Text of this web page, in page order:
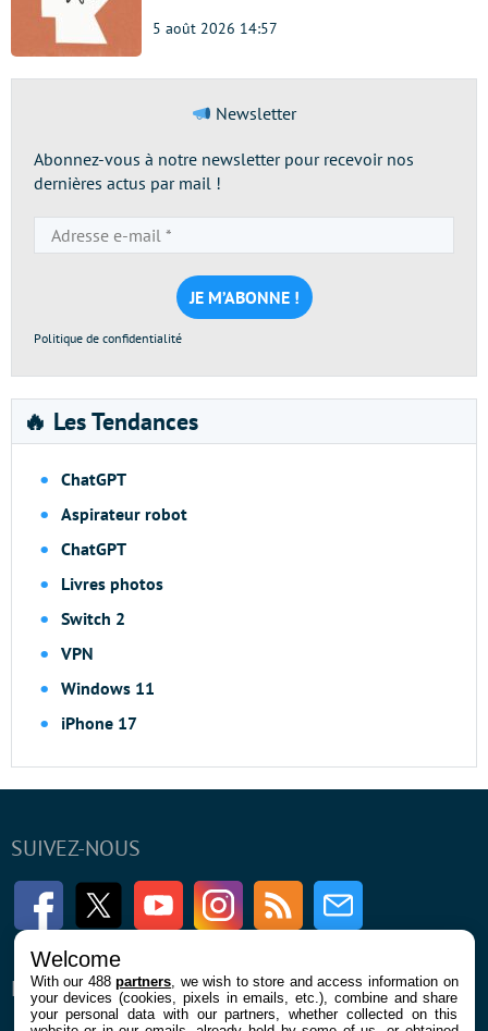
5 août 2026 14:57
Newsletter
Abonnez-vous à notre newsletter pour recevoir nos
dernières actus par mail !
e-
mail
*
Politique de confidentialité
🔥 Les Tendances
ChatGPT
Aspirateur robot
ChatGPT
Livres photos
Switch 2
VPN
Windows 11
iPhone 17
SUIVEZ-NOUS
FacebookTwitter Youtube InstagramRSS Newsletter
ENTREPRISE À PROPOS
Welcome
With our 488partners , we wish to store and access information on
your devices (cookies, pixels in emails, etc.), combine and share
your personal data with our partners, whether collected on this